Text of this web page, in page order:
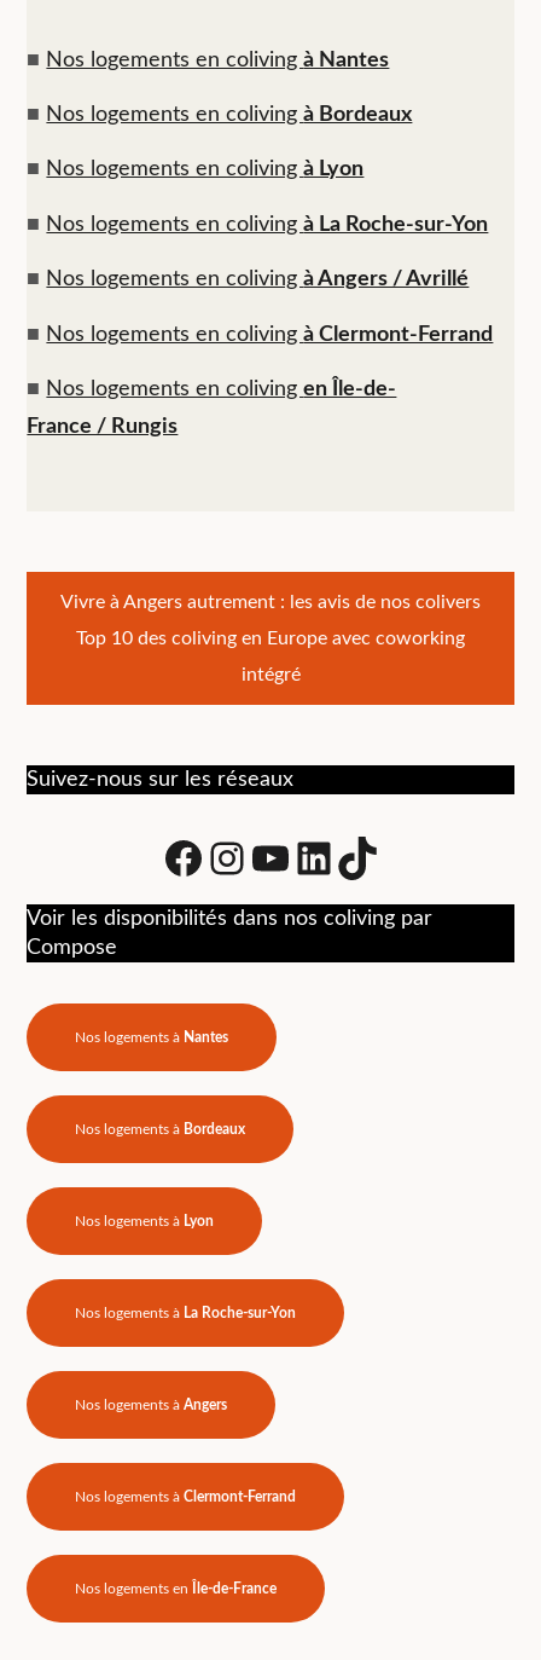
■ Nos logements en colivingà Nantes
■ Nos logements en colivingà Bordeaux
■ Nos logements en colivingà Lyon
■ Nos logements en colivingà La Roche-sur-Yon
■ Nos logements en colivingà Angers / Avrillé
■ Nos logements en colivingà Clermont-Ferrand
■ Nos logements en colivingen Île-de-
France / Rungis
Navigation
Vivre à Angers autrement : les avis de nos colivers
Top 10 des coliving en Europe avec coworking
intégré
Suivez-nous sur les réseaux
Facebook
Instagram
Youtube
LinkedIn
tiktok
Voir les disponibilités dans nos coliving par
Compose
Nos logements à Nantes
Nos logements à Bordeaux
Nos logements à Lyon
Nos logements à La Roche-sur-Yon
Nos logements àAngers
Nos logements àClermont-Ferrand
Nos logements en Île-de-France